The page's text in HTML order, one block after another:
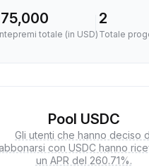
totale (in USD)
2
Totale
Pool USDC
Gli utenti che hanno deciso
con USDC hanno
un APR del 260.71%.